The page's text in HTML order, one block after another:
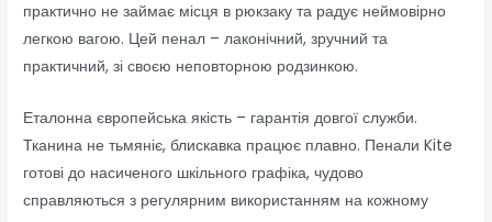
практично не займає місця в рюкзаку та радує неймовірно
легкою вагою. Цей пенал – лаконічний, зручний та
практичний, зі своєю неповторною родзинкою.
Еталонна європейська якість – гарантія довгої служби.
Тканина не тьмяніє, блискавка працює плавно. Пенали Kite
готові до насиченого шкільного графіка, чудово
справляються з регулярним використанням на кожному